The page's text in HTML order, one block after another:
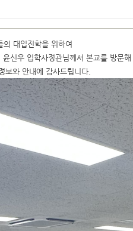
대입진학을 위하여
신우 입학사정관님께서 본교를 방문해
보와 안내에 감사드립니다.